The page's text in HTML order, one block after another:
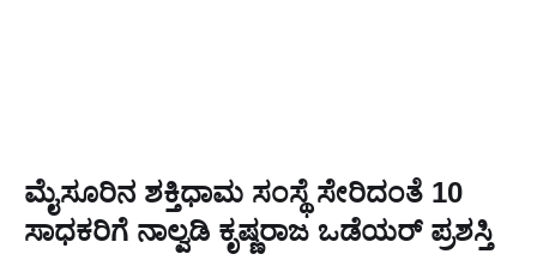
ಮೈಸೂರಿನ ಶಕ್ತಿಧಾಮ ಸಂಸ್ಥೆ ಸೇರಿದಂತೆ 10
ಸಾಧಕರಿಗೆ ನಾಲ್ವಡಿ ಕೃಷ್ಣರಾಜ ಒಡೆಯರ್ ಪ್ರಶಸ್ತಿ